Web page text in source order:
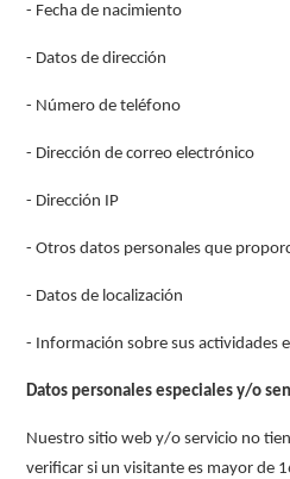
- Fecha de nacimiento
- Datos de dirección
- Número de teléfono
- Dirección de correo electrónico
- Dirección IP
- Otros datos personales que
- Datos de localización
- Información sobre sus actividades
Datos personales especiales y/o
Nuestro sitio web y/o servicio no
verificar si un visitante es mayor de